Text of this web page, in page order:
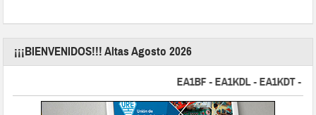
¡¡¡BIENVENIDOS!!! Altas Agosto 2026
EA1BF - EA1KDL - EA1KDT -